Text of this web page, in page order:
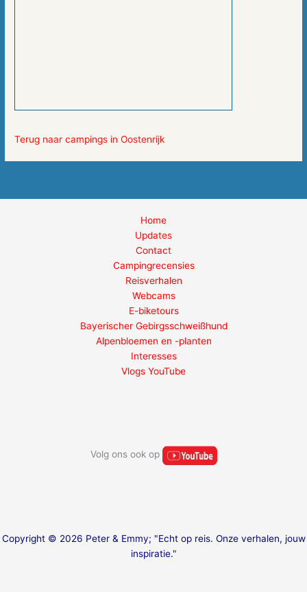
Terug naar campings in Oostenrijk
Home
Updates
Contact
Campingrecensies
Reisverhalen
Webcams
E-biketours
Bayerischer Gebirgsschweißhund
Alpenbloemen en -planten
Interesses
Vlogs YouTube
Volg ons ook op
Copyright © 2026 Peter & Emmy; "Echt op reis. Onze verhalen, jouw
inspiratie."